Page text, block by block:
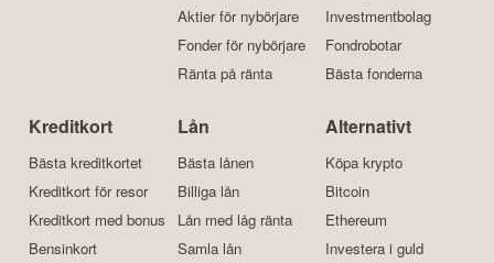
Aktier för nybörjare
Fonder för nybörjare
Ränta på ränta
Investmentbolag
Fondrobotar
Bästa fonderna
Kreditkort
Bästa kreditkortet
Kreditkort för resor
Kreditkort med bonus
Bensinkort
Lån
Bästa lånen
Billiga lån
Lån med låg ränta
Samla lån
Alternativt
Köpa krypto
Bitcoin
Ethereum
Investera i guld